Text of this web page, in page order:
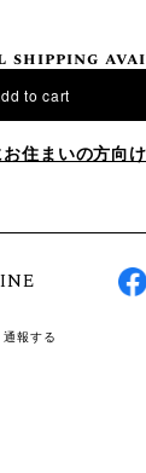
to cart
住まいの方向け
通報する